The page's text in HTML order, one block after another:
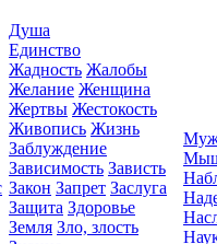
Душа
Единство
Жадность Жалобы
Желание Женщина
Жертвы Жестокость
Живопись Жизнь
Заблуждение
Зависимость Зависть
Закон Запрет Заслуга
Защита Здоровье
Земля Зло, злость